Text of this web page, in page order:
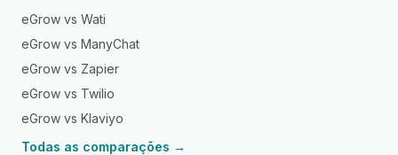
eGrow vs Wati
eGrow vs ManyChat
eGrow vs Zapier
eGrow vs Twilio
eGrow vs Klaviyo
Todas as comparações →